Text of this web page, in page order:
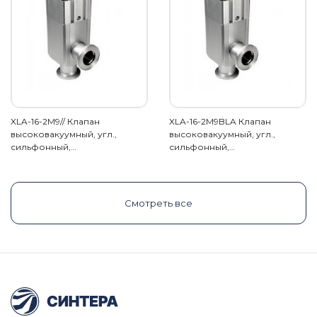
XLA-16-2M9// Клапан
высоковакуумный, угл.,
сильфонный,…
XLA-16-2M9BLA Клапан
высоковакуумный, угл.,
сильфонный,…
Смотреть все